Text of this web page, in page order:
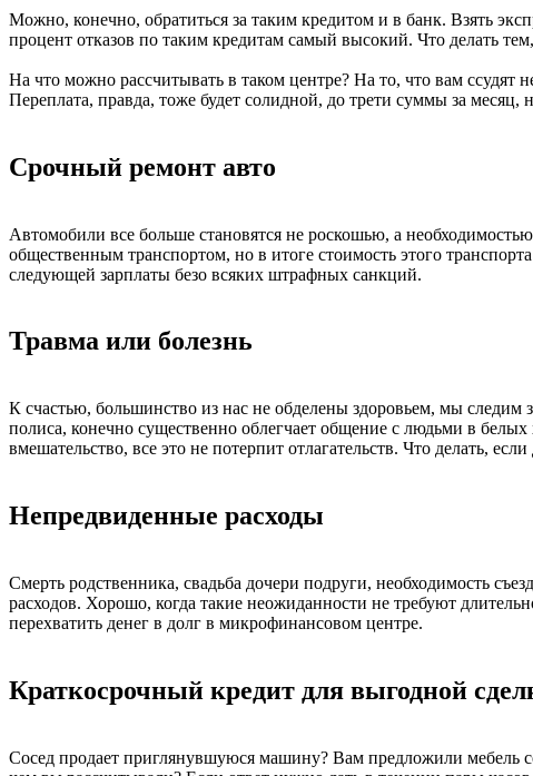
Можно, конечно, обратиться за таким кредитом и в банк. Взять
процент отказов по таким кредитам самый высокий. Что делать
На что можно рассчитывать в таком центре? На то, что вам
Переплата, правда, тоже будет солидной, до трети суммы за месяц,
Срочный ремонт авто
Автомобили все больше становятся не роскошью, а
общественным транспортом, но в итоге стоимость этого
следующей зарплаты безо всяких штрафных санкций.
Травма или болезнь
К счастью, большинство из нас не обделены здоровьем, мы
полиса, конечно существенно облегчает общение с людьми в
вмешательство, все это не потерпит отлагательств. Что делать,
Непредвиденные расходы
Смерть родственника, свадьба дочери подруги, необходимость
расходов. Хорошо, когда такие неожиданности не требуют
перехватить денег в долг в микрофинансовом центре.
Краткосрочный кредит для выгодной
Сосед продает приглянувшуюся машину? Вам предложили мебель